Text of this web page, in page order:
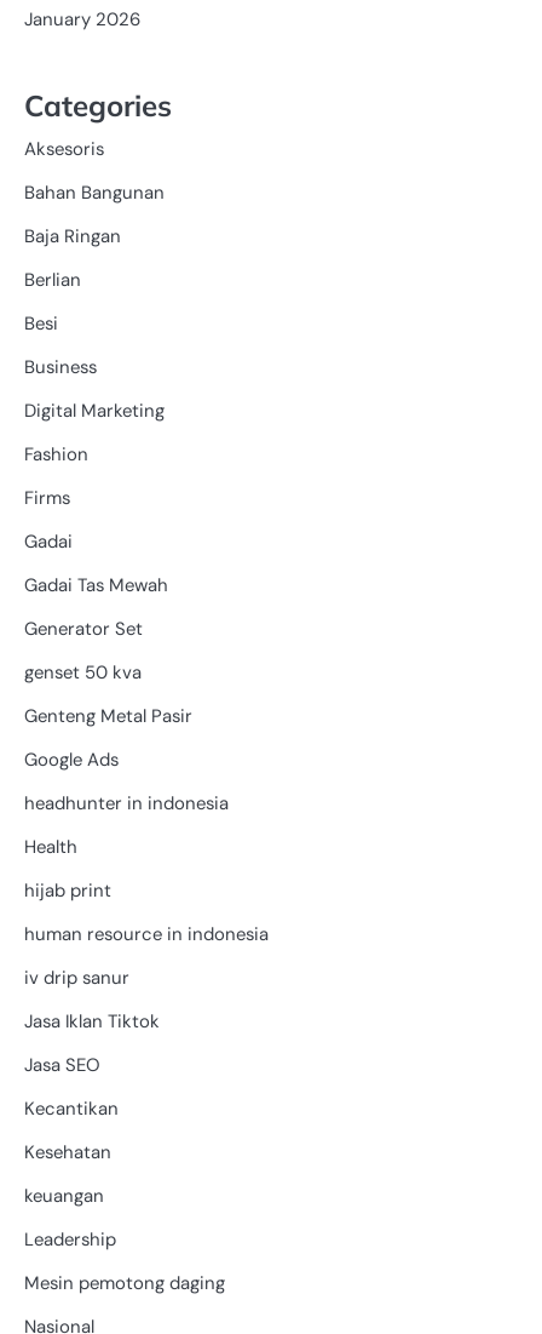
January 2026
Categories
Aksesoris
Bahan Bangunan
Baja Ringan
Berlian
Besi
Business
Digital Marketing
Fashion
Firms
Gadai
Gadai Tas Mewah
Generator Set
genset 50 kva
Genteng Metal Pasir
Google Ads
headhunter in indonesia
Health
hijab print
human resource in indonesia
iv drip sanur
Jasa Iklan Tiktok
Jasa SEO
Kecantikan
Kesehatan
keuangan
Leadership
Mesin pemotong daging
Nasional